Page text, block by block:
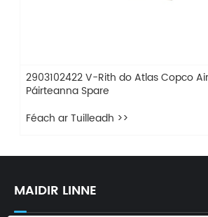
2903102422 V-Rith do Atlas Copco
Páirteanna Spare
Féach ar Tuilleadh >>
MAIDIR LINNE